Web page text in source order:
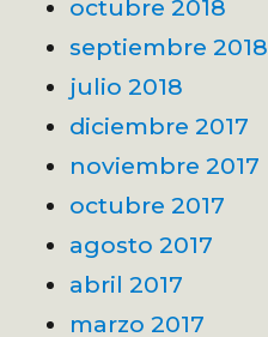
octubre 2018
septiembre 2018
julio 2018
diciembre 2017
noviembre 2017
octubre 2017
agosto 2017
abril 2017
marzo 2017